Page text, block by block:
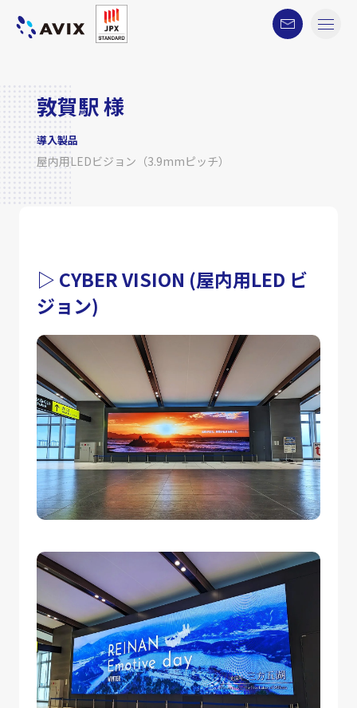
敦賀駅 様
導入製品
屋内用LEDビジョン（3.9mmピッチ）
▷ CYBER VISION (屋内用LED ビ
ジョン)